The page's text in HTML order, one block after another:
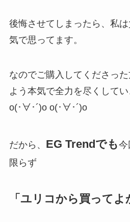
後悔させてしまったら、私
気で思ってます。
なのでご購入してくださっ
よう本気で全力を尽くしてい
o(･∀･´)o o(･∀･´)o
だから、 EG Trendでも今
限らず
「ユリコから買ってよ